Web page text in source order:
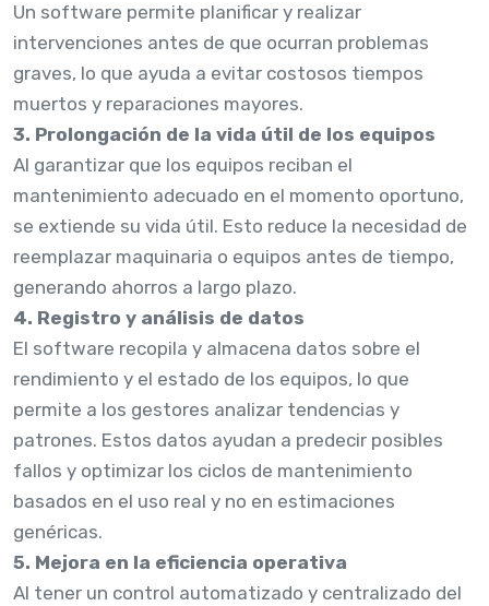
Un software permite planificar y realizar
intervenciones antes de que ocurran problemas
graves, lo que ayuda a evitar costosos tiempos
muertos y reparaciones mayores.
3. Prolongación de la vida útil de los equipos
Al garantizar que los equipos reciban el
mantenimiento adecuado en el momento oportuno,
se extiende su vida útil. Esto reduce la necesidad de
reemplazar maquinaria o equipos antes de tiempo,
generando ahorros a largo plazo.
4. Registro y análisis de datos
El software recopila y almacena datos sobre el
rendimiento y el estado de los equipos, lo que
permite a los gestores analizar tendencias y
patrones. Estos datos ayudan a predecir posibles
fallos y optimizar los ciclos de mantenimiento
basados en el uso real y no en estimaciones
genéricas.
5. Mejora en la eficiencia operativa
Al tener un control automatizado y centralizado del